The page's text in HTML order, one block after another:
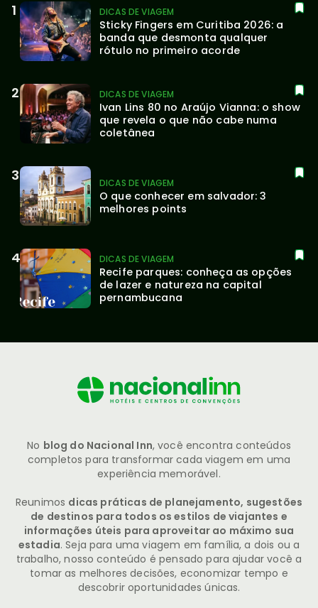
DICAS DE VIAGEM
Sticky Fingers em Curitiba 2026: a
banda que desmonta qualquer
rótulo no primeiro acorde
DICAS DE VIAGEM
Ivan Lins 80 no Araújo Vianna: o show
que revela o que não cabe numa
coletânea
DICAS DE VIAGEM
O que conhecer em salvador: 3
melhores points
DICAS DE VIAGEM
Recife parques: conheça as opções
de lazer e natureza na capital
pernambucana
No blog do Nacional Inn, você encontra conteúdos
completos para transformar cada viagem em uma
experiência memorável.
Reunimos dicas práticas de planejamento, sugestões
de destinos para todos os estilos de viajantes e
informações úteis para aproveitar ao máximo sua
estadia. Seja para uma viagem em família, a dois ou a
trabalho, nosso conteúdo é pensado para ajudar você a
tomar as melhores decisões, economizar tempo e
descobrir oportunidades únicas.